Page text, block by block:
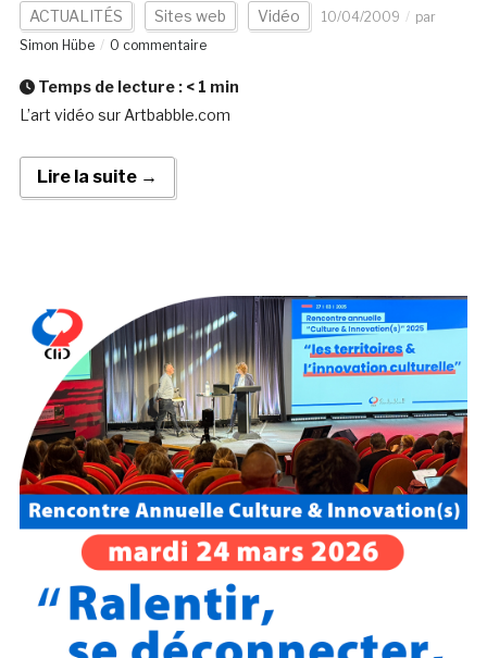
ACTUALITÉS Sites web Vidéo 10/04/2009
par
Simon Hübe
0 commentaire
Temps de lecture : < 1 min
L’art vidéo sur Artbabble.com
Lire la suite →